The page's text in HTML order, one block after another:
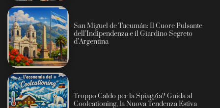
San Miguel de Tucumán: Il Cuore Pulsante
dell’Indipendenza e il Giardino Segreto
d’Argentina
Troppo Caldo per la Spiaggia? Guida al
Coolcationing, la Nuova Tendenza Estiva